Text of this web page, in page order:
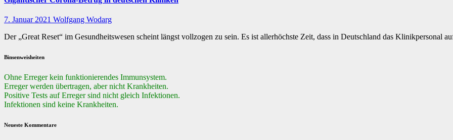
7. Januar 2021 Wolfgang Wodarg
Der „Great Reset“ im Gesundheitswesen scheint längst vollzogen zu sein. Es ist allerhöchste Zeit, dass in Deutschland das Klinikpersonal
Binsenweisheiten
Ohne Erreger kein funktionierendes Immunsystem.
Erreger werden übertragen, aber nicht Krankheiten.
Positive Tests auf Erreger sind nicht gleich Infektionen.
Infektionen sind keine Krankheiten.
Neueste Kommentare